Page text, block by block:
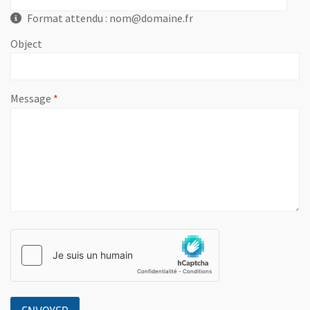
Format attendu : nom@domaine.fr
Object
Message , champ obligatoire